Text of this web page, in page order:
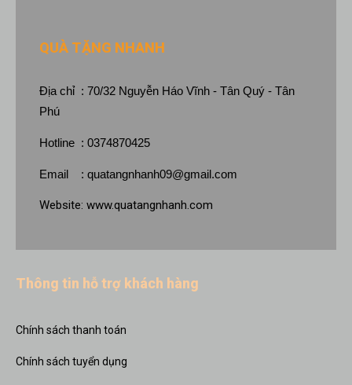
QUÀ TẶNG NHANH
Địa chỉ : 70/32 Nguyễn Háo Vĩnh - Tân Quý - Tân
Phú
Hotline : 0374870425
Email : quatangnhanh09@gmail.com
Website: www.quatangnhanh.com
Thông tin hỗ trợ khách hàng
Chính sách thanh toán
Chính sách tuyển dụng